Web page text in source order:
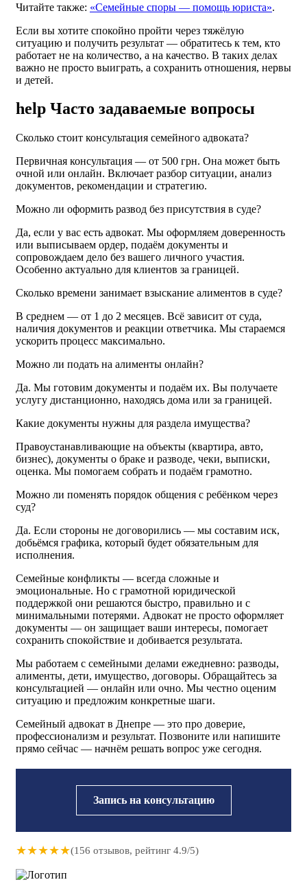
Читайте также: «Семейные споры — помощь юриста».
Если вы хотите спокойно пройти через тяжёлую
ситуацию и получить результат — обратитесь к тем, кто
работает не на количество, а на качество. В таких делах
важно не просто выиграть, а сохранить отношения, нервы
и детей.
help Часто задаваемые вопросы
Сколько стоит консультация семейного адвоката?
Первичная консультация — от 500 грн. Она может быть
очной или онлайн. Включает разбор ситуации, анализ
документов, рекомендации и стратегию.
Можно ли оформить развод без присутствия в суде?
Да, если у вас есть адвокат. Мы оформляем доверенность
или выписываем ордер, подаём документы и
сопровождаем дело без вашего личного участия.
Особенно актуально для клиентов за границей.
Сколько времени занимает взыскание алиментов в суде?
В среднем — от 1 до 2 месяцев. Всё зависит от суда,
наличия документов и реакции ответчика. Мы стараемся
ускорить процесс максимально.
Можно ли подать на алименты онлайн?
Да. Мы готовим документы и подаём их. Вы получаете
услугу дистанционно, находясь дома или за границей.
Какие документы нужны для раздела имущества?
Правоустанавливающие на объекты (квартира, авто,
бизнес), документы о браке и разводе, чеки, выписки,
оценка. Мы помогаем собрать и подаём грамотно.
Можно ли поменять порядок общения с ребёнком через
суд?
Да. Если стороны не договорились — мы составим иск,
добьёмся графика, который будет обязательным для
исполнения.
Семейные конфликты — всегда сложные и
эмоциональные. Но с грамотной юридической
поддержкой они решаются быстро, правильно и с
минимальными потерями. Адвокат не просто оформляет
документы — он защищает ваши интересы, помогает
сохранить спокойствие и добивается результата.
Мы работаем с семейными делами ежедневно: разводы,
алименты, дети, имущество, договоры. Обращайтесь за
консультацией — онлайн или очно. Мы честно оценим
ситуацию и предложим конкретные шаги.
Семейный адвокат в Днепре — это про доверие,
профессионализм и результат. Позвоните или напишите
прямо сейчас — начнём решать вопрос уже сегодня.
Запись на консультацию
★★★★★(156 отзывов, рейтинг 4.9/5)